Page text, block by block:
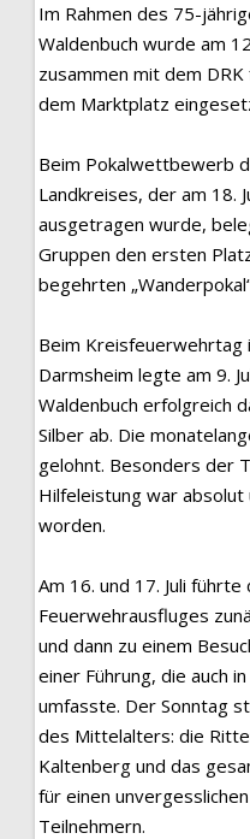
Im Rahmen des 75-
Waldenbuch wurde am
zusammen mit dem
dem Marktplatz
Beim Pokalwettbewerb
Landkreises, der am 18.
ausgetragen wurde,
Gruppen den ersten
begehrten
Beim Kreisfeuerwehrtag
Darmsheim legte am 9.
Waldenbuch erfolgreich
Silber ab. Die
gelohnt. Besonders der
Hilfeleistung war
worden.
Am 16. und 17. Juli
Feuerwehrausfluges
und dann zu einem
einer Führung, die auch
umfasste. Der Sonntag
des Mittelalters: die
Kaltenberg und das
für einen
Teilnehmern.